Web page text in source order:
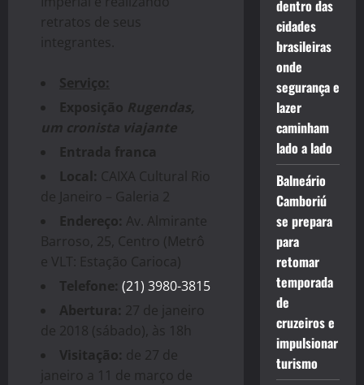
retratos de seus
integrantes.
Serviço:
Exposição Rugendas,
um cronista viajante
Entrada franca
Local: CAIXA Cultural Rio
de Janeiro – Galeria 2
Endereço: Av. Almirante
Barroso, 25, Centro (Metrô
e VLT: Estação Carioca)
Telefone: (21) 3980-3815
Abertura: 27 de janeiro
de 2018 (sábado), às 18h
Visitação: de 27 de
janeiro a 11 de março de
dentro das
cidades
brasileiras
onde
segurança e
lazer
caminham
lado a lado
Balneário
Camboriú
se prepara
para
retomar
temporada
de
cruzeiros e
impulsionar
turismo